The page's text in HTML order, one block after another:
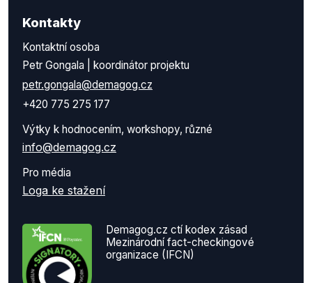
Kontakty
Kontaktní osoba
Petr Gongala | koordinátor projektu
petr.gongala@demagog.cz
+420 775 275 177
Výtky k hodnocením, workshopy, různé
info@demagog.cz
Pro média
Loga ke stažení
Demagog.cz ctí kodex zásad
Mezinárodní fact-checkingové
organizace (IFCN)